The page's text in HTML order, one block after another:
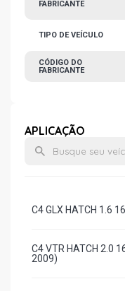
FABRICANTE
TIPO DE VEÍCULO
CÓDIGO DO
FABRICANTE
APLICAÇÃO
C4 GLX HATCH 1.6
C4 VTR HATCH 2.0
2009)